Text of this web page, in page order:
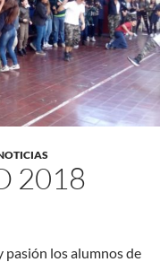
2018
pasión los alumnos de